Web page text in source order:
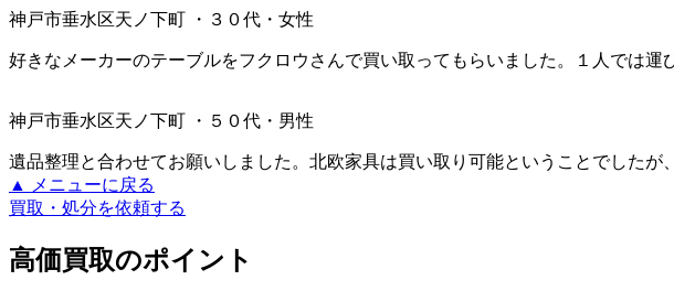
神戸市垂水区天ノ下町 ・３０代・女性
好きなメーカーのテーブルをフクロウさんで買い取ってもらいました。１人では
神戸市垂水区天ノ下町 ・５０代・男性
遺品整理と合わせてお願いしました。北欧家具は買い取り可能ということでした
▲ メニューに戻る
買取・処分を依頼する
高価買取のポイント